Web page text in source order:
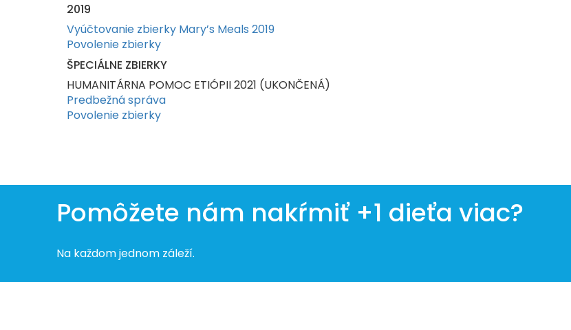
2019
Vyúčtovanie zbierky Mary’s Meals 2019
Povolenie zbierky
ŠPECIÁLNE ZBIERKY
HUMANITÁRNA POMOC ETIÓPII 2021 (UKONČENÁ)
Predbežná správa
Povolenie zbierky
Pomôžete nám nakŕmiť +1 dieťa viac?
Na každom jednom záleží.